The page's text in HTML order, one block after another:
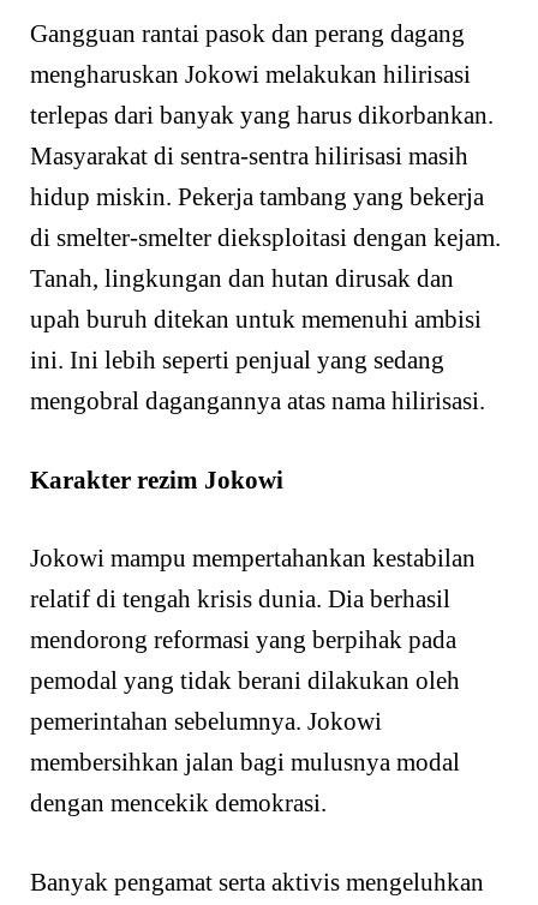
Gangguan rantai pasok dan perang dagang
mengharuskan Jokowi melakukan hilirisasi
terlepas dari banyak yang harus dikorbankan.
Masyarakat di sentra-sentra hilirisasi masih
hidup miskin. Pekerja tambang yang bekerja
di smelter-smelter dieksploitasi dengan kejam.
Tanah, lingkungan dan hutan dirusak dan
upah buruh ditekan untuk memenuhi ambisi
ini. Ini lebih seperti penjual yang sedang
mengobral dagangannya atas nama hilirisasi.
Karakter rezim Jokowi
Jokowi mampu mempertahankan kestabilan
relatif di tengah krisis dunia. Dia berhasil
mendorong reformasi yang berpihak pada
pemodal yang tidak berani dilakukan oleh
pemerintahan sebelumnya. Jokowi
membersihkan jalan bagi mulusnya modal
dengan mencekik demokrasi.
Banyak pengamat serta aktivis mengeluhkan